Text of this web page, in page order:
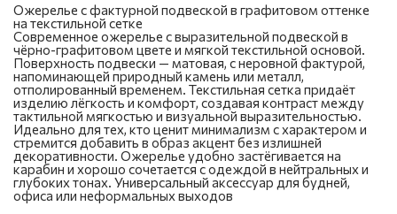
Ожерелье с фактурной подвеской в графитовом оттенке
на текстильной сетке
Современное ожерелье с выразительной подвеской в
чёрно-графитовом цвете и мягкой текстильной основой.
Поверхность подвески — матовая, с неровной фактурой,
напоминающей природный камень или металл,
отполированный временем. Текстильная сетка придаёт
изделию лёгкость и комфорт, создавая контраст между
тактильной мягкостью и визуальной выразительностью.
Идеально для тех, кто ценит минимализм с характером и
стремится добавить в образ акцент без излишней
декоративности. Ожерелье удобно застёгивается на
карабин и хорошо сочетается с одеждой в нейтральных и
глубоких тонах. Универсальный аксессуар для будней,
офиса или неформальных выходов